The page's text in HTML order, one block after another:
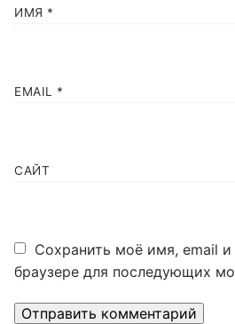
ИМЯ *
EMAIL *
САЙТ
Сохранить моё имя, email и
браузере для последующих